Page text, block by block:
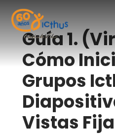
Guía 1.
Cómo
Grupos
Vistas